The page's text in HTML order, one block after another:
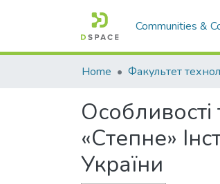
Communities &
Home
«Степне»
України